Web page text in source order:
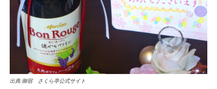
出典:御宿 さくら亭公式サイト